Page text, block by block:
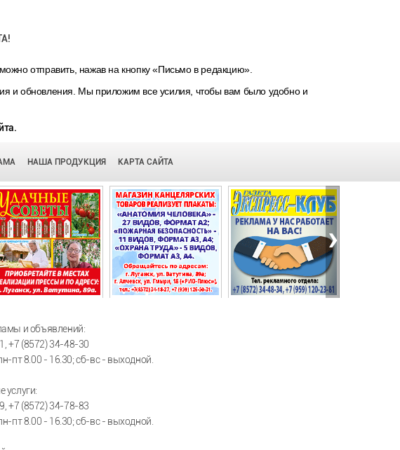
отправить, нажав на кнопку «Письмо в редакцию».
и обновления. Мы приложим все усилия, чтобы вам было удобно и
НАША ПРОДУКЦИЯ КАРТА САЙТА
›
и объявлений:
+7 (8572) 34-48-30
пт 8.00 - 16.30; сб-вс - выходной.
услуги:
+7 (8572) 34-78-83
пт 8.00 - 16.30; сб-вс - выходной.